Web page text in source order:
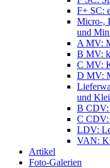
F+ SC:
Micro-,
und
A MV:
B MV:
C MV:
D MV:
und
B CDV:
C CDV:
LDV:
VAN:
Artikel
Foto-Galerien